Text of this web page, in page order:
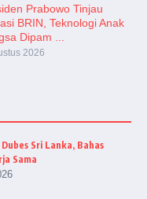
Prabowo Tinjau
BRIN, Teknologi Anak
Dipam ...
2026
Sri Lanka, Bahas
Sama